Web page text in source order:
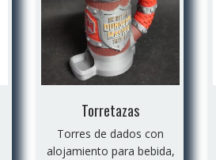
Torretazas
Torres de dados con
alojamiento para bebida,